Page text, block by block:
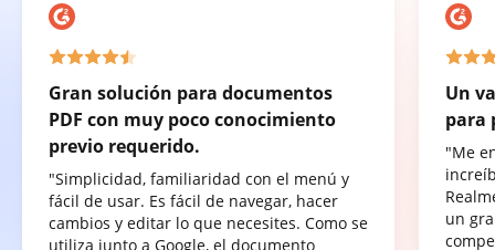
Gran solución para documentos
PDF con muy poco conocimiento
previo requerido.
"Simplicidad, familiaridad con el menú y
fácil de usar. Es fácil de navegar, hacer
cambios y editar lo que necesites. Como se
utiliza junto a Google, el documento
Un
para
"Me
un